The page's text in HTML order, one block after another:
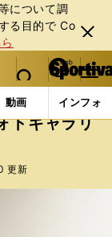
について調
る⽬的で Co
閉じ
る
web Sportiva (webスポルティーバ)
検索
マイペ
ー
ジ
メニュ
動画 インフォ
レーの新星フォト
トギャラリ
更新